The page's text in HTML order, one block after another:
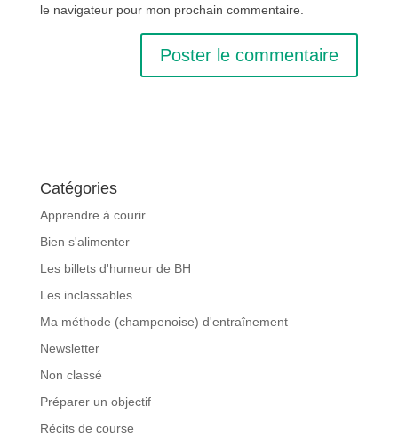
le navigateur pour mon prochain commentaire.
Catégories
Apprendre à courir
Bien s'alimenter
Les billets d'humeur de BH
Les inclassables
Ma méthode (champenoise) d'entraînement
Newsletter
Non classé
Préparer un objectif
Récits de course